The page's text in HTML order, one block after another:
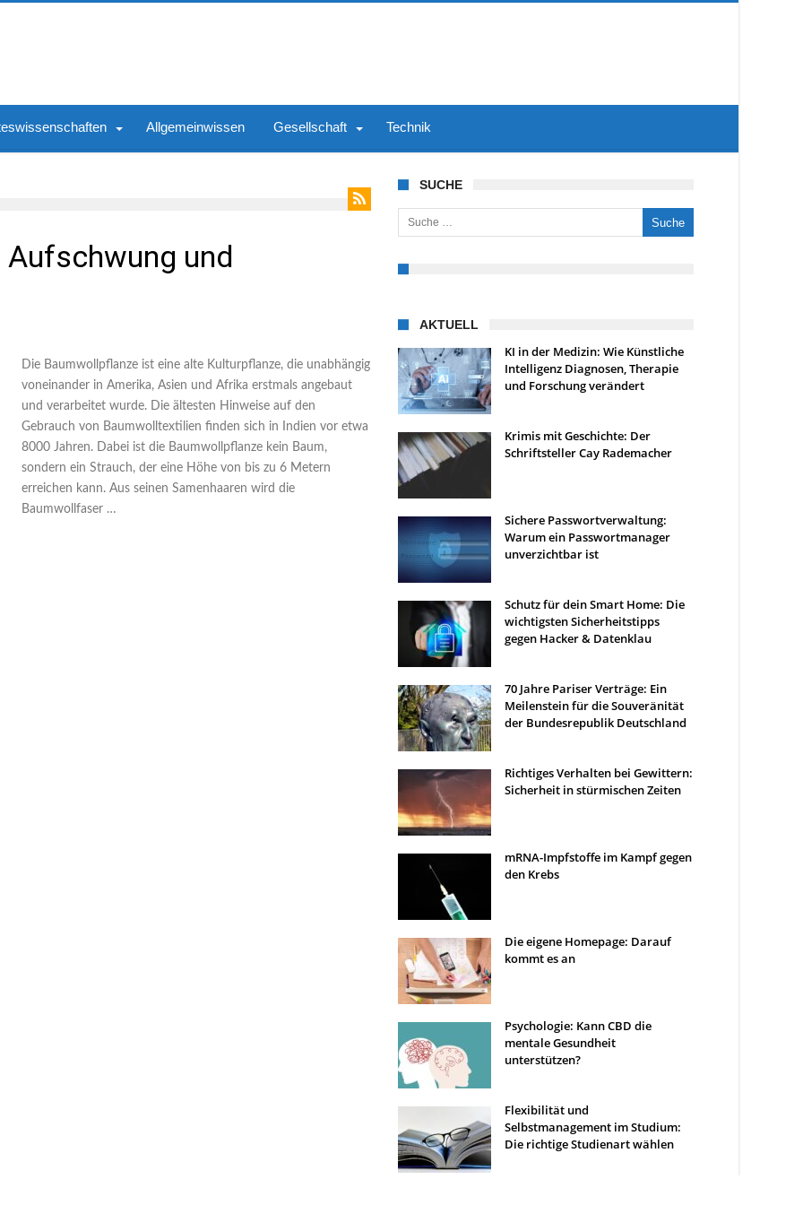
Allgemeinwissen Gesellschaft Technik
und
Die Baumwollpflanze ist eine alte Kulturpflanze, die unabhängig
voneinander in Amerika, Asien und Afrika erstmals angebaut
und verarbeitet wurde. Die ältesten Hinweise auf den
Gebrauch von Baumwolltextilien finden sich in Indien vor etwa
8000 Jahren. Dabei ist die Baumwollpflanze kein Baum,
sondern ein Strauch, der eine Höhe von bis zu 6 Metern
erreichen kann. Aus seinen Samenhaaren wird die
Baumwollfaser …
SUCHE
Suche nach:
AKTUELL
KI in der Medizin: Wie Künstliche
Intelligenz Diagnosen, Therapie
und Forschung verändert
Krimis mit Geschichte: Der
Schriftsteller Cay Rademacher
Sichere Passwortverwaltung:
Warum ein Passwortmanager
unverzichtbar ist
Schutz für dein Smart Home: Die
wichtigsten Sicherheitstipps
gegen Hacker & Datenklau
70 Jahre Pariser Verträge: Ein
Meilenstein für die Souveränität
der Bundesrepublik Deutschland
Richtiges Verhalten bei Gewittern:
Sicherheit in stürmischen Zeiten
mRNA-Impfstoffe im Kampf gegen
den Krebs
Die eigene Homepage: Darauf
kommt es an
Psychologie: Kann CBD die
mentale Gesundheit
unterstützen?
Flexibilität und
Selbstmanagement im Studium:
Die richtige Studienart wählen